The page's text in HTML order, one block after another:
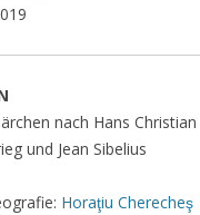
nach Hans
und Jean Sibelius
Horaţiu Cherecheş